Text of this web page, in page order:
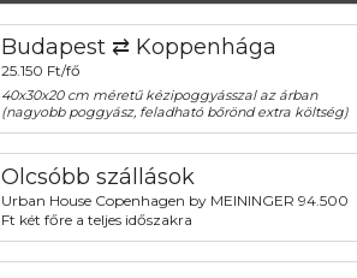
Budapest ⇄ Koppenhága
25.150 Ft/fő
40x30x20 cm méretű kézipoggyásszal az árban
(nagyobb poggyász, feladható bőrönd extra költség)
Olcsóbb szállások
Urban House Copenhagen by MEININGER 94.500
Ft két főre a teljes időszakra